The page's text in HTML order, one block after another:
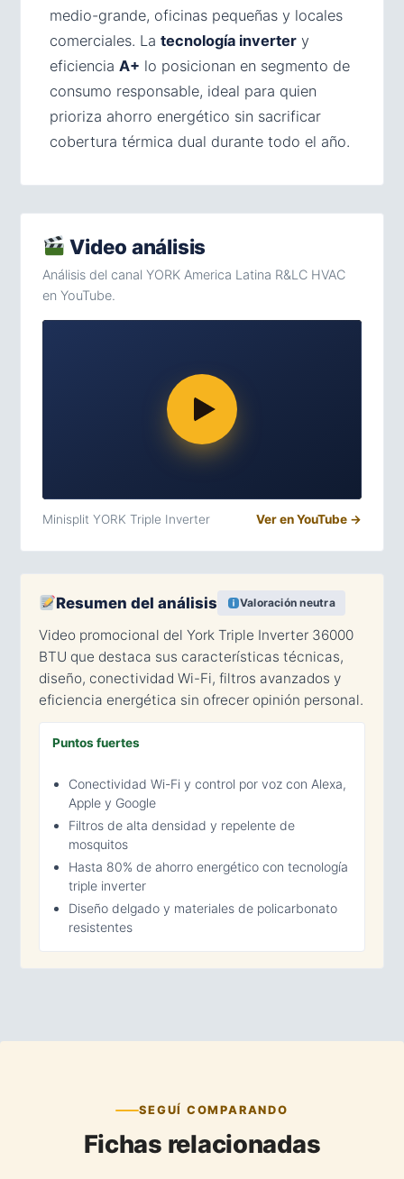
medio-grande, oficinas pequeñas y locales
comerciales. La tecnología inverter y
eficiencia A+ lo posicionan en segmento de
consumo responsable, ideal para quien
prioriza ahorro energético sin sacrificar
cobertura térmica dual durante todo el año.
Video análisis
Análisis del canal YORK America Latina R&LC HVAC
en YouTube.
Minisplit YORK Triple Inverter Ver en YouTube →
Resumen del análisis Valoración neutra
Video promocional del York Triple Inverter 36000
BTU que destaca sus características técnicas,
diseño, conectividad Wi-Fi, filtros avanzados y
eficiencia energética sin ofrecer opinión personal.
Puntos fuertes
Conectividad Wi-Fi y control por voz con Alexa,
Apple y Google
Filtros de alta densidad y repelente de
mosquitos
Hasta 80% de ahorro energético con tecnología
triple inverter
Diseño delgado y materiales de policarbonato
resistentes
SEGUÍ COMPARANDO
Fichas relacionadas